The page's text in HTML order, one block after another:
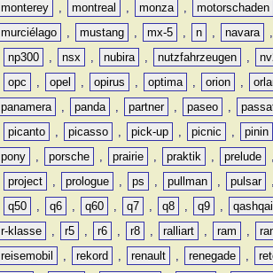
monterey
, montreal , monza , motorschaden
murciélago
, mustang , mx-5 , n , navara ,
np300 , nsx , nubira , nutzfahrzeugen ,
opc , opel , opirus , optima , orion ,
panamera
, panda , partner , paseo ,
picanto , picasso , pick-up , picnic , pinin
pony
, porsche , prairie , praktik , prelude ,
project , prologue , ps , pullman , pulsar ,
q50 , q6 , q60 , q7 , q8 , q9 , qashqai
r-klasse
, r5 , r6 , r8 , ralliart , ram ,
reisemobil
, rekord , renault , renegade ,